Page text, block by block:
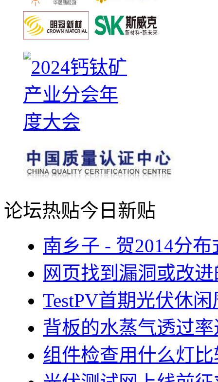
论坛热贴今日新贴
南乡子 - 贺2014分
网页找到漏洞或改
TestPV首期光伏休
背板的水蒸气透过
组件检查用什么灯